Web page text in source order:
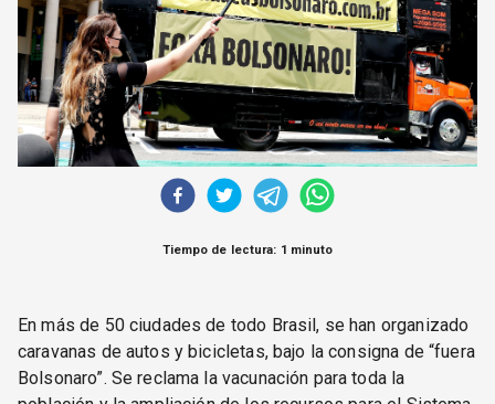
OPINIÓN
ALTAMIRA RESPONDE
Política Obrera Revista
CONTACTO
Tiempo de lectura: 1 minuto
En más de 50 ciudades de todo Brasil, se han organizado
caravanas de autos y bicicletas, bajo la consigna de “fuera
Bolsonaro”. Se reclama la vacunación para toda la